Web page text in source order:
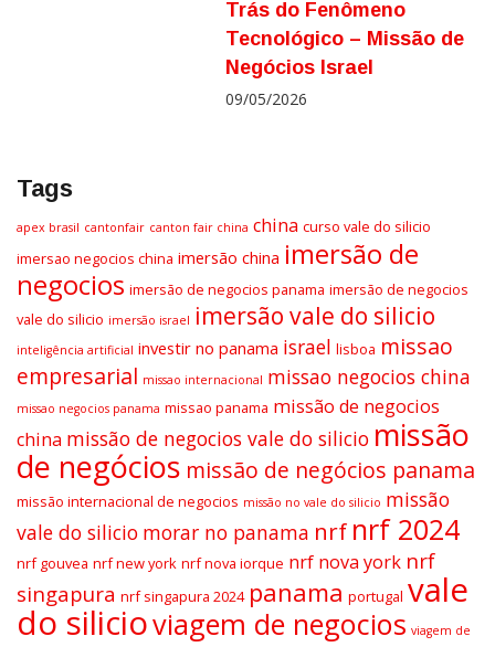
Trás do Fenômeno
Tecnológico – Missão de
Negócios Israel
09/05/2026
Tags
apex brasil cantonfair canton fair china china curso vale do silicio
imersao negocios china imersão china imersão de
negocios imersão de negocios panama imersão de negocios
vale do silicio imersão israel imersão vale do silicio
inteligência artificial investir no panama israel lisboa missao
empresarial missao internacional missao negocios china
missao negocios panama missao panama missão de negocios
china missão de negocios vale do silicio missão
de negócios missão de negócios panama
missão internacional de negocios missão no vale do silicio missão
vale do silicio morar no panama nrf nrf 2024
nrf gouvea nrf new york nrf nova iorque nrf nova york nrf
singapura nrf singapura 2024 panama portugal vale
do silicioviagem de negocios viagem de